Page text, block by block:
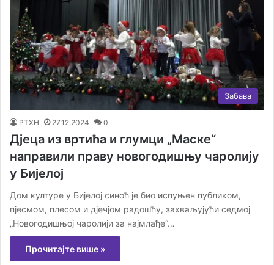
Забава
РТХН 27.12.2024 0
Дјеца из вртића и глумци „Маске“
направили праву новогодишњу чаролију
у Бијелој
Дом културе у Бијелој синоћ је био испуњен публиком,
пјесмом, плесом и дјечјом радошћу, захваљујући седмој
„Новогодишњој чаролији за најмлађе“…
Прочитајте више »